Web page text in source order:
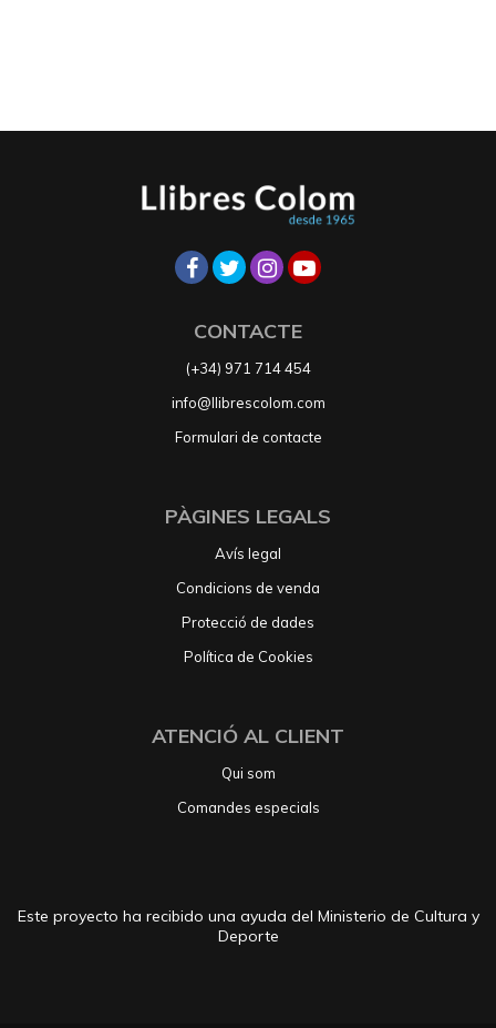
CONTACTE
(+34) 971 714 454
info@llibrescolom.com
Formulari de contacte
PÀGINES LEGALS
Avís legal
Condicions de venda
Protecció de dades
Política de Cookies
ATENCIÓ AL CLIENT
Qui som
Comandes especials
Este proyecto ha recibido una ayuda del Ministerio de Cultura y
Deporte